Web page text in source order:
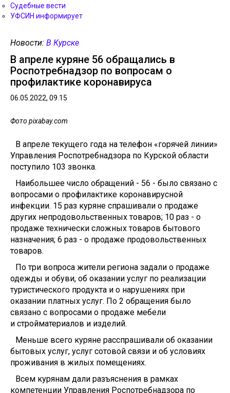
Судебные вести
УФСИН информирует
Новости: В Курске
В апреле куряне 56 обращались в
Роспотребнадзор по вопросам о
профилактике коронавируса
06.05.2022, 09.15
Фото pixabay.com
В апреле текущего года на телефон «горячей линии»
Управления Роспотребнадзора по Курской области
поступило 103 звонка.
Наибольшее число обращений - 56 - было связано с
вопросами о профилактике коронавирусной
инфекции. 15 раз куряне спрашивали о продаже
других непродовольственных товаров; 10 раз - о
продаже технически сложных товаров бытового
назначения; 6 раз - о продаже продовольственных
товаров.
По три вопроса жители региона задали о продаже
одежды и обуви, об оказании услуг по реализации
туристического продукта и о нарушениях при
оказании платных услуг. По 2 обращения было
связано с вопросами о продаже мебели
и стройматериалов и изделий.
Меньше всего куряне расспрашивали об оказании
бытовых услуг, услуг сотовой связи и об условиях
проживания в жилых помещениях.
Всем курянам дали разъяснения в рамках
компетенции Управления Роспотребнадзора по